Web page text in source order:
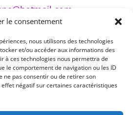
le consentement
nous utilisons des technologies
et/ou accéder aux informations des
à ces technologies nous permettra de
le comportement de navigation ou les ID
ne pas consentir ou de retirer son
négatif sur certaines caractéristiques